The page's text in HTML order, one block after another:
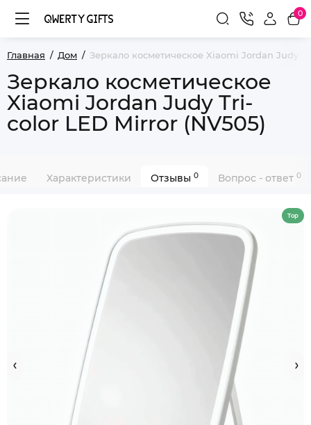
0
Главная Дом Зеркало косметическое Xiaomi Jordan Judy
Зеркало косметическое
Xiaomi Jordan Judy Tri-
color LED Mirror (NV505)
Характеристики Отзывы 0 Вопрос - ответ 0
Top